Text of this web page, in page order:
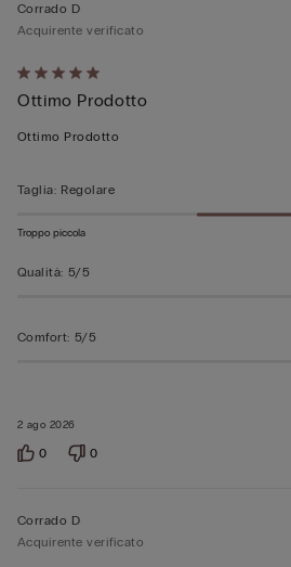
Valutato
5
su
2 ago 2026
Corrado D
Acquirente verificato
Ottimo Prodotto
Ottimo Prodotto
Taglia: Regolare
Troppo piccola
Qualità: 5/5
Comfort: 5/5
0 0
Corrado D
Acquirente verificato